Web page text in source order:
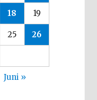
18 19
25 26
Juni »